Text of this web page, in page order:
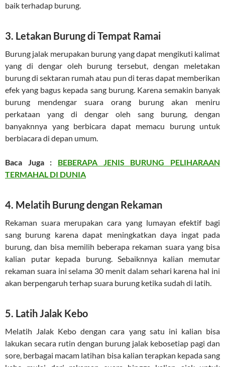
baik terhadap burung.
3. Letakan Burung di Tempat Ramai
Burung jalak merupakan burung yang dapat mengikuti kalimat
yang di dengar oleh burung tersebut, dengan meletakan
burung di sektaran rumah atau pun di teras dapat memberikan
efek yang bagus kepada sang burung. Karena semakin banyak
burung mendengar suara orang burung akan meniru
perkataan yang di dengar oleh sang burung, dengan
banyaknnya yang berbicara dapat memacu burung untuk
berbiacara di depan umum.
Baca Juga : BEBERAPA JENIS BURUNG PELIHARAAN
TERMAHAL DI DUNIA
4. Melatih Burung dengan Rekaman
Rekaman suara merupakan cara yang lumayan efektif bagi
sang burung karena dapat meningkatkan daya ingat pada
burung, dan bisa memilih beberapa rekaman suara yang bisa
kalian putar kepada burung. Sebaiknnya kalian memutar
rekaman suara ini selama 30 menit dalam sehari karena hal ini
akan berpengaruh terhap suara burung ketika sudah di latih.
5. Latih Jalak Kebo
Melatih Jalak Kebo dengan cara yang satu ini kalian bisa
lakukan secara rutin dengan burung jalak kebosetiap pagi dan
sore, berbagai macam latihan bisa kalian terapkan kepada sang